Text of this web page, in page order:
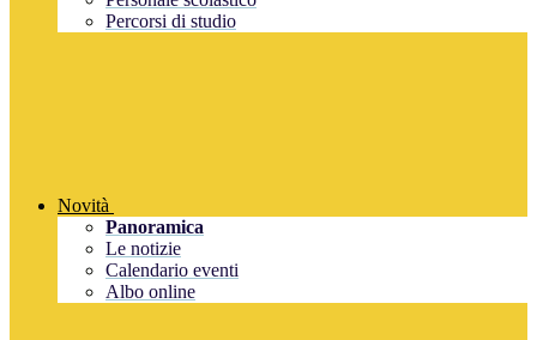
Percorsi di studio
Novità
Panoramica
Le notizie
Calendario eventi
Albo online